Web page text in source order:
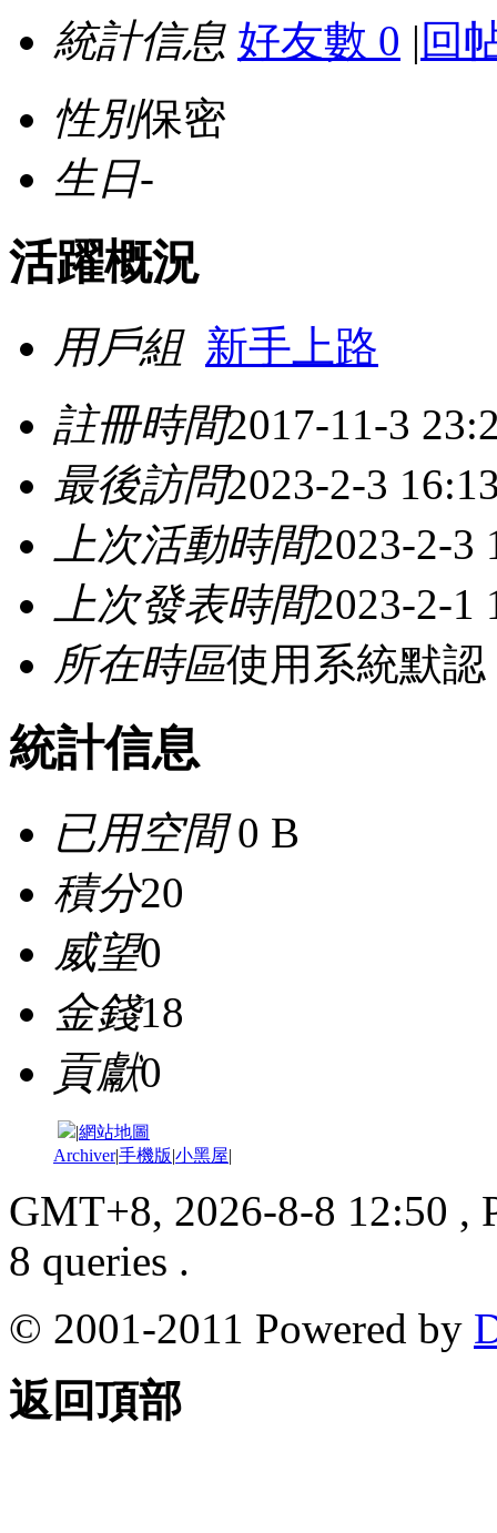
統計信息 好友數 0 | 回
性別保密
生日-
活躍概況
用戶組 新手上路
註冊時間2017-11-3
最後訪問2023-2-3
上次活動時間2023-2-3
上次發表時間2023-2-1
所在時區使用系統默認
統計信息
已用空間0 B
積分20
威望0
金錢18
貢獻0
|網站地圖
Archiver|手機版|小黑屋|
GMT+8, 2026-8-8 12:50 ,
8 queries .
© 2001-2011 Powered by
返回頂部